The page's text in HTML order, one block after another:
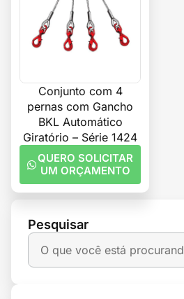
Pesquisar
Conjunto com 4
pernas com Gancho
BKL Automático
Giratório – Série 1424
QUERO SOLICITAR
UM ORÇAMENTO